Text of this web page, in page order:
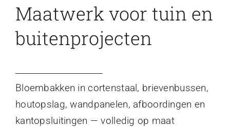
Maatwerk voor tuin en
buitenprojecten
Bloembakken in cortenstaal, brievenbussen,
houtopslag, wandpanelen, afboordingen en
kantopsluitingen — volledig op maat